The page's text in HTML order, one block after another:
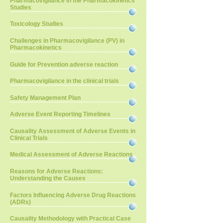
Studies
Toxicology Studies
Challenges in Pharmacovigilance (PV) in
Pharmacokinetics
Guide for Prevention adverse reaction
Pharmacovigilance in the clinical trials
Safety Management Plan
Adverse Event Reporting Timelines
Causality Assessment of Adverse Events in
Clinical Trials
Medical Assessment of Adverse Reactions
Reasons for Adverse Reactions:
Understanding the Causes
Factors Influencing Adverse Drug Reactions
(ADRs)
Causality Methodology with Practical Case